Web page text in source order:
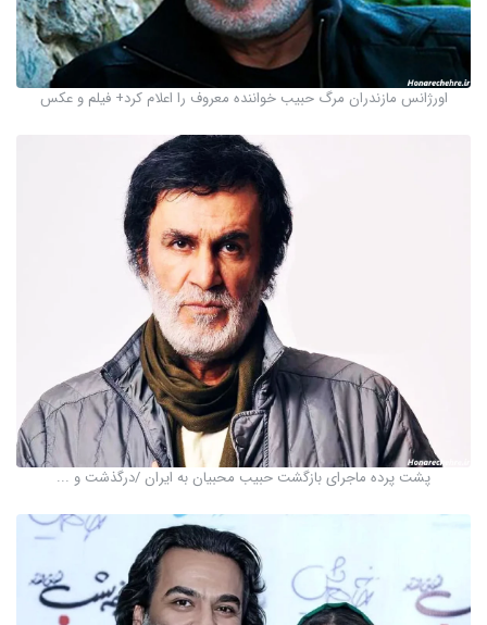
اورژانس مازندران مرگ حبیب خواننده معروف را اعلام کرد+ فیلم و عکس
پشت پرده ماجرای بازگشت حبیب محبیان به ایران /درگذشت و ...